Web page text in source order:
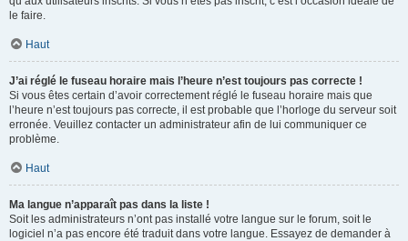
le faire.
Haut
J’ai réglé le fuseau horaire mais l’heure n’est toujours pas correcte !
Si vous êtes certain d’avoir correctement réglé le fuseau horaire mais que
l’heure n’est toujours pas correcte, il est probable que l’horloge du serveur soit
erronée. Veuillez contacter un administrateur afin de lui communiquer ce
problème.
Haut
Ma langue n’apparaît pas dans la liste !
Soit les administrateurs n’ont pas installé votre langue sur le forum, soit le
logiciel n’a pas encore été traduit dans votre langue. Essayez de demander à